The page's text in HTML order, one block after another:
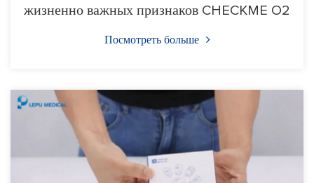
жизненно важных признаков CHECKME O2
Посмотреть больше